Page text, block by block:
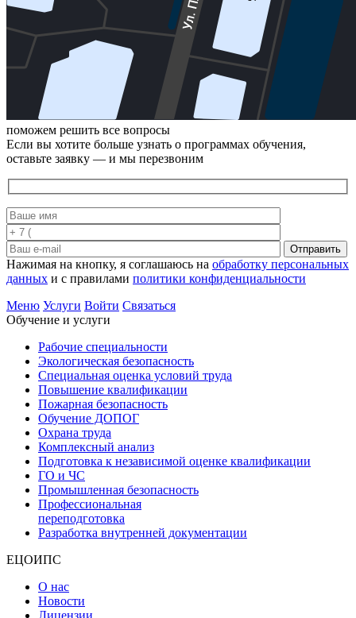
поможем решить все вопросы
Если вы хотите больше узнать о программах обучения,
оставьте заявку — и мы перезвоним
Отправить
Нажимая на кнопку, я соглашаюсь на обработку персональных
данных и с правилами политики конфиденциальности
Меню Услуги Войти Связаться
Обучение и услуги
Рабочие специальности
Экологическая безопасность
Специальная оценка условий труда
Повышение квалификации
Пожарная безопасность
Обучение ДОПОГ
Охрана труда
Комплексный анализ
Подготовка к независимой оценке квалификации
ГО и ЧС
Промышленная безопасность
Профессиональная
переподготовка
Разработка внутренней документации
ЕЦОИПС
О нас
Новости
Лицензии